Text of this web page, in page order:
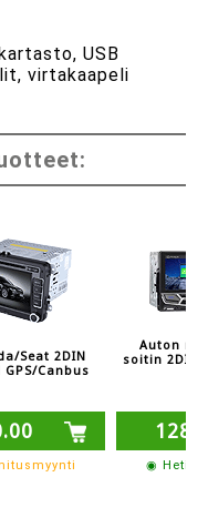
USB
virtakaapeli
Seat 2DIN
Canbus
Auton
soitin 2DIN
◉ Heti